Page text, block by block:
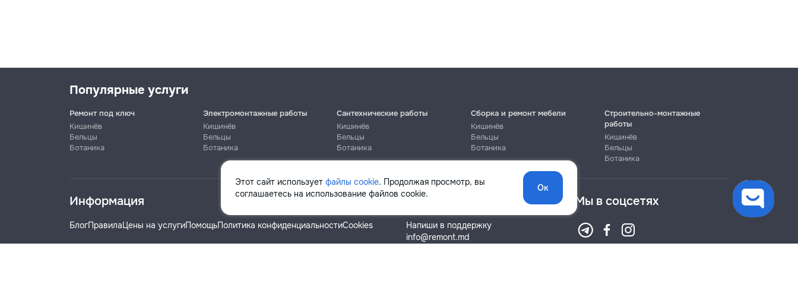
Этот сайт использует файлы cookie. Продолжая просмотр, вы
соглашаетесь на использование файлов cookie.
Ок
Популярные услуги
Ремонт под ключ
Кишинёв
Бельцы
Ботаника
Электромонтажные работы
Кишинёв
Бельцы
Ботаника
Сантехнические работы
Кишинёв
Бельцы
Ботаника
Сборка и ремонт мебели
Кишинёв
Бельцы
Ботаника
Строительно-монтажные
работы
Кишинёв
Бельцы
Ботаника
Информация
БлогПравилаЦены на услугиПомощьПолитика конфиденциальностиCookies
Помощь
Напиши в поддержку
info@remont.md
Мы в соцсетях